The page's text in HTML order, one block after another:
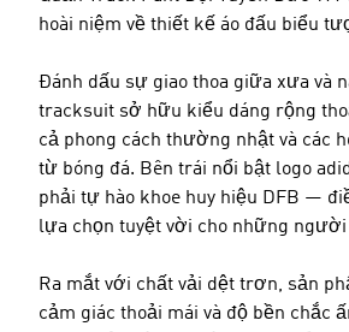
hoài niệm về thiết kế áo đấu biểu
Đánh dấu sự giao thoa giữa xưa và
tracksuit sở hữu kiểu dáng rộng
cả phong cách thường nhật và các
từ bóng đá. Bên trái nổi bật logo
phải tự hào khoe huy hiệu DFB —
lựa chọn tuyệt vời cho những người
Ra mắt với chất vải dệt trơn, sản
cảm giác thoải mái và độ bền chắc